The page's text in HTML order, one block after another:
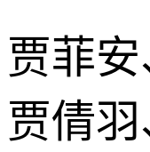
贾菲安
贾倩羽